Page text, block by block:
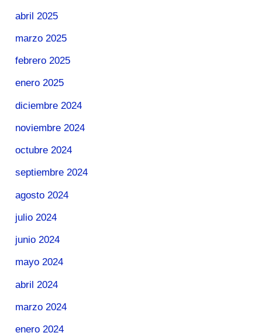
abril 2025
marzo 2025
febrero 2025
enero 2025
diciembre 2024
noviembre 2024
octubre 2024
septiembre 2024
agosto 2024
julio 2024
junio 2024
mayo 2024
abril 2024
marzo 2024
enero 2024